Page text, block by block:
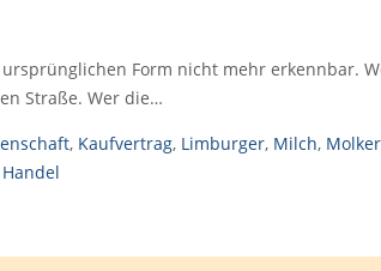
Form nicht mehr erkennbar.
Straße. Wer die…
, Kaufvertrag, Limburger, Milch,